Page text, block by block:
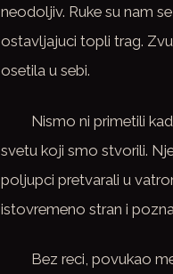
neodoljiv. Ruke su nam
ostavljajuci topli trag.
osetila u sebi.
Nismo ni primetili
svetu koji smo stvorili.
poljupci pretvarali u
istovremeno stran i
Bez reci, povukao